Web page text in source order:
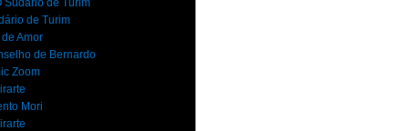
de Turim
Amor
de Bernardo
Zoom
Mori